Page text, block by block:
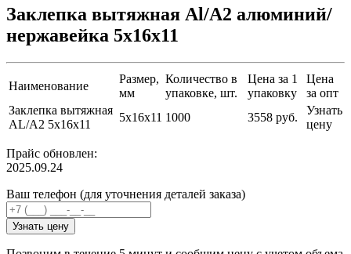
Заклепка вытяжная Al/A2 алюминий/
нержавейка 5х16х11
Наименование
Размер,
мм
Количество в
упаковке, шт.
Цена за 1
упаковку
Цена
за опт
Заклепка вытяжная
AL/A2 5х16х11
5х16х11 1000 3558 руб.
Узнать
цену
Прайс обновлен:
2025.09.24
Ваш телефон (для уточнения деталей заказа)
Узнать цену